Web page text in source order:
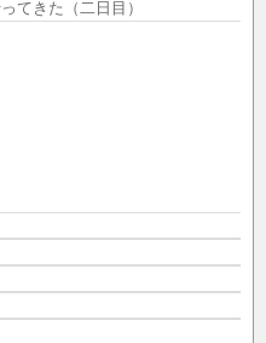
てきた（二日目）